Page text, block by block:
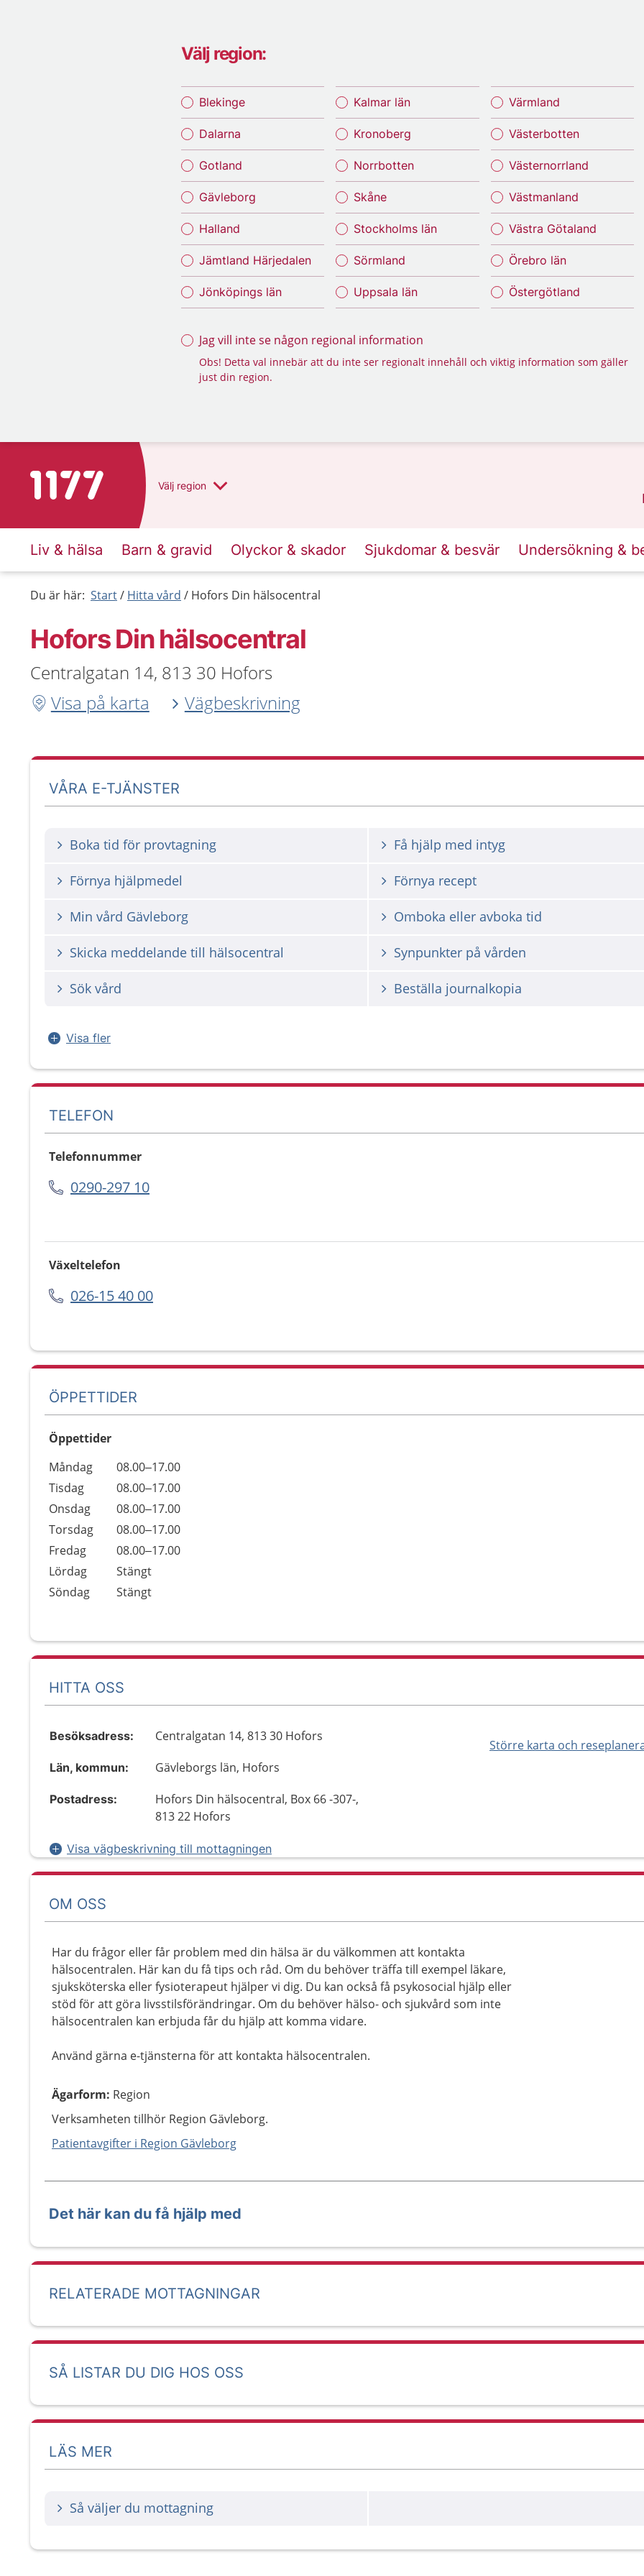
Välj region:
Blekinge
Dalarna
Gotland
Gävleborg
Halland
Jämtland Härjedalen
Jönköpings län
Kalmar län
Kronoberg
Norrbotten
Skåne
Stockholms län
Sörmland
Uppsala län
Värmland
Västerbotten
Västernorrland
Västmanland
Västra Götaland
Örebro län
Östergötland
Jag vill inte se någon regional information
Obs! Detta val innebär att du inte ser regionalt innehåll och viktig information som gäller
just din region.
Till startsidan för 1177 Välj region
Liv & hälsa Barn & gravid Olyckor & skador Sjukdomar & besvär Undersökning &
Du är här: Start Hitta vård Hofors Din hälsocentral
Hofors Din hälsocentral
Centralgatan 14, 813 30 Hofors
Visa på karta
Vägbeskrivning
VÅRA E-TJÄNSTER
Boka tid för provtagning Få hjälp med intyg
Förnya hjälpmedel Förnya recept
Min vård Gävleborg Omboka eller avboka tid
Skicka meddelande till hälsocentral Synpunkter på vården
Sök vård Beställa journalkopia
Visa fler
TELEFON
Telefonnummer
0290-297 10
Växeltelefon
026-15 40 00
ÖPPETTIDER
Öppettider
Dag
Öppettider
Kommentarer
Måndag
08.00–17.00
Tisdag
08.00–17.00
Onsdag
08.00–17.00
Torsdag
08.00–17.00
Fredag
08.00–17.00
Lördag
Stängt
Söndag
Stängt
HITTA OSS
Större karta och
Besöksadress: Centralgatan 14, 813 30 Hofors
Län, kommun: Gävleborgs län, Hofors
Postadress:
Hofors Din hälsocentral, Box 66 -307-,
813 22 Hofors
Visa vägbeskrivning till mottagningen
OM OSS
Har du frågor eller får problem med din hälsa är du välkommen att kontakta
hälsocentralen. Här kan du få tips och råd. Om du behöver träffa till exempel läkare,
sjuksköterska eller fysioterapeut hjälper vi dig. Du kan också få psykosocial hjälp eller
stöd för att göra livsstilsförändringar. Om du behöver hälso- och sjukvård som inte
hälsocentralen kan erbjuda får du hjälp att komma vidare.
Använd gärna e-tjänsterna för att kontakta hälsocentralen.
Ägarform: Region
Verksamheten tillhör Region Gävleborg.
Patientavgifter i Region Gävleborg
Det här kan du få hjälp med
RELATERADE MOTTAGNINGAR
SÅ LISTAR DU DIG HOS OSS
LÄS MER
Så väljer du mottagning